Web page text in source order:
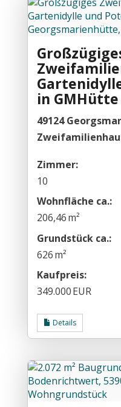
in GMHütte
49124
Zimmer:
10
Wohnfläche ca.:
206,46 m²
Grund­stück ca.:
626 m²
Kaufpreis:
349.000 EUR
Details